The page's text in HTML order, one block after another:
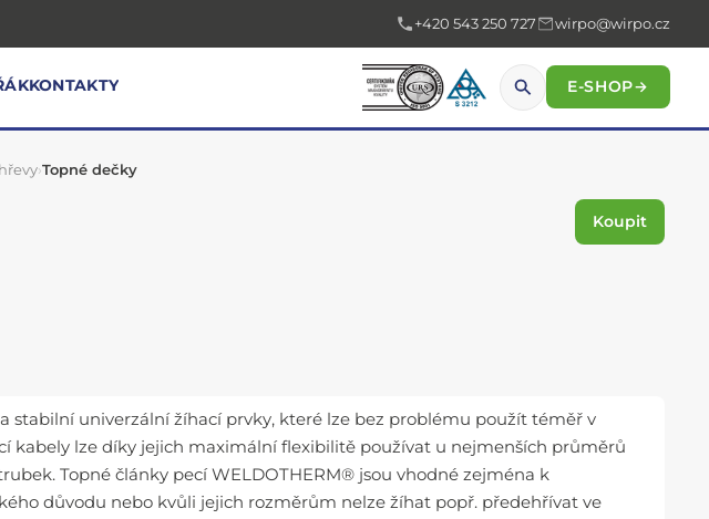
+420 543 250 727 wirpo@wirpo.cz
KONTAKTY E-SHOP→
›Topné dečky
Koupit
stabilní univerzální žíhací prvky, které lze bez problému použít téměř v
kabely lze díky jejich maximální flexibilitě používat u nejmenších průměrů
Topné články pecí WELDOTHERM® jsou vhodné zejména k
důvodu nebo kvůli jejich rozměrům nelze žíhat popř. předehřívat ve